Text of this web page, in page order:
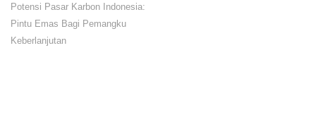
Potensi Pasar Karbon Indonesia:
Pintu Emas Bagi Pemangku
Keberlanjutan